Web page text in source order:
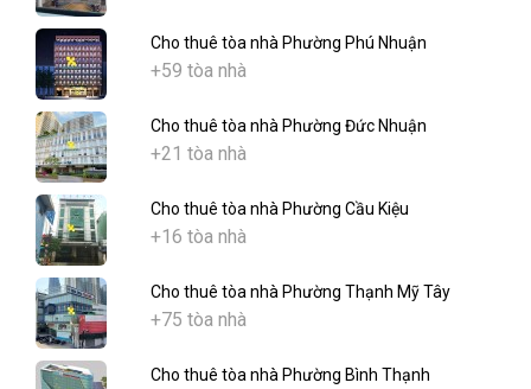
Cho thuê tòa nhà Phường Phú Nhuận
+59 tòa nhà
Cho thuê tòa nhà Phường Đức Nhuận
+21 tòa nhà
Cho thuê tòa nhà Phường Cầu Kiệu
+16 tòa nhà
Cho thuê tòa nhà Phường Thạnh Mỹ Tây
+75 tòa nhà
Cho thuê tòa nhà Phường Bình Thạnh